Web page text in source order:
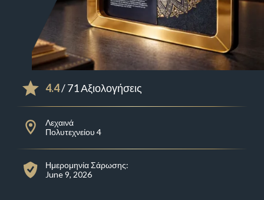
4.4/ 71 Αξιολογήσεις
Λεχαινά
Πολυτεχνείου 4
Ημερομηνία Σάρωσης:
June 9, 2026